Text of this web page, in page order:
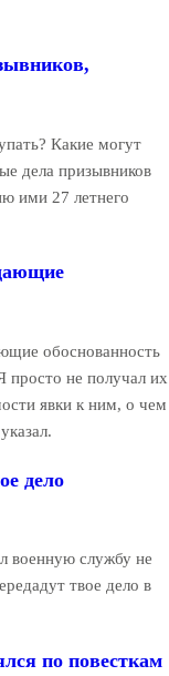
Какие могут
дела призывников
ими 27 летнего
обоснованность
просто не получал их
явки к ним, о чем
дело
военную службу не
твое дело в
по повесткам